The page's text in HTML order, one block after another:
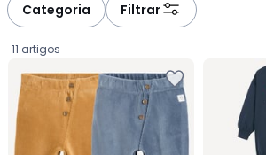
Categoria Filtrar
11 artigos